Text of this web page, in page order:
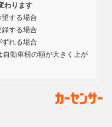
わります
する場合
する場合
れる場合
自動車税の額が大きく上が